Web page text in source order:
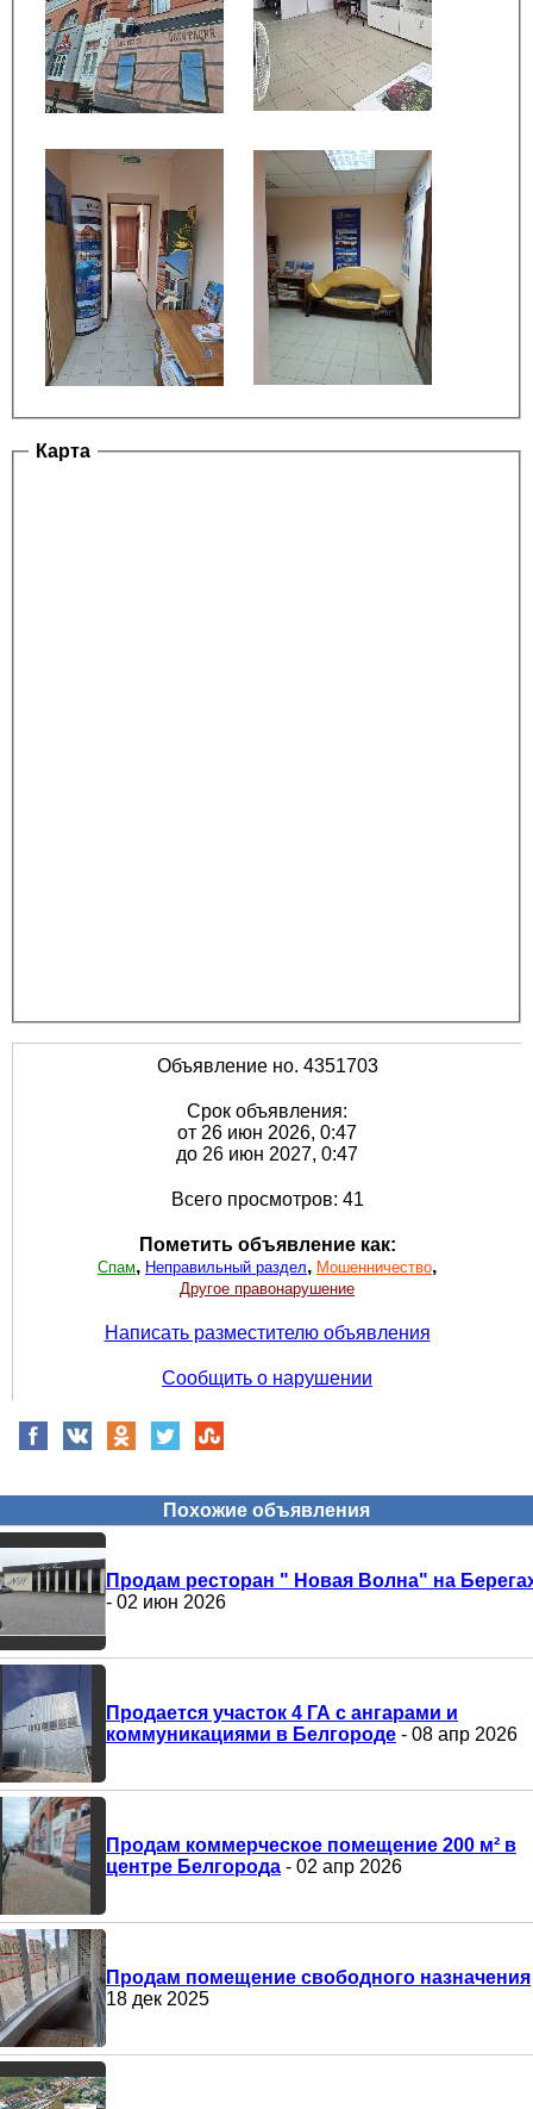
Карта
Объявление но. 4351703
Срок объявления:
от 26 июн 2026, 0:47
до 26 июн 2027, 0:47
Всего просмотров: 41
Пометить объявление как:
Спам, Неправильный раздел, Мошенничество,
Другое правонарушение
Написать разместителю объявления
Сообщить о нарушении
Похожие объявления
Продам ресторан " Новая Волна" на
- 02 июн 2026
Продается участок 4 ГА с ангарами и
коммуникациями в Белгороде - 08 апр 2026
Продам коммерческое помещение 200 м² в
центре Белгорода - 02 апр 2026
Продам помещение свободного назначения
18 дек 2025